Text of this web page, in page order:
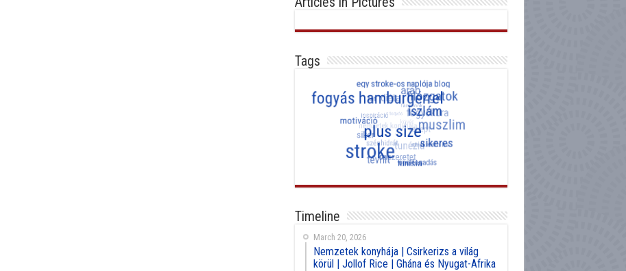
Tags
Timeline
March 20, 2026
Nemzetek konyhája | Csirkerizs a világ
körül | Jollof Rice | Ghána és Nyugat-Afrika